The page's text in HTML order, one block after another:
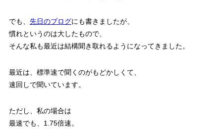
でも、 先日のブログにも書きましたが、
慣れというのは大したもので、
そんな私も最近は結構聞き取れるようになってきました。
最近は、標準速で聞くのがもどかしくて、
速回しで聞いています。
ただし、私の場合は
最速でも、1.75倍速。